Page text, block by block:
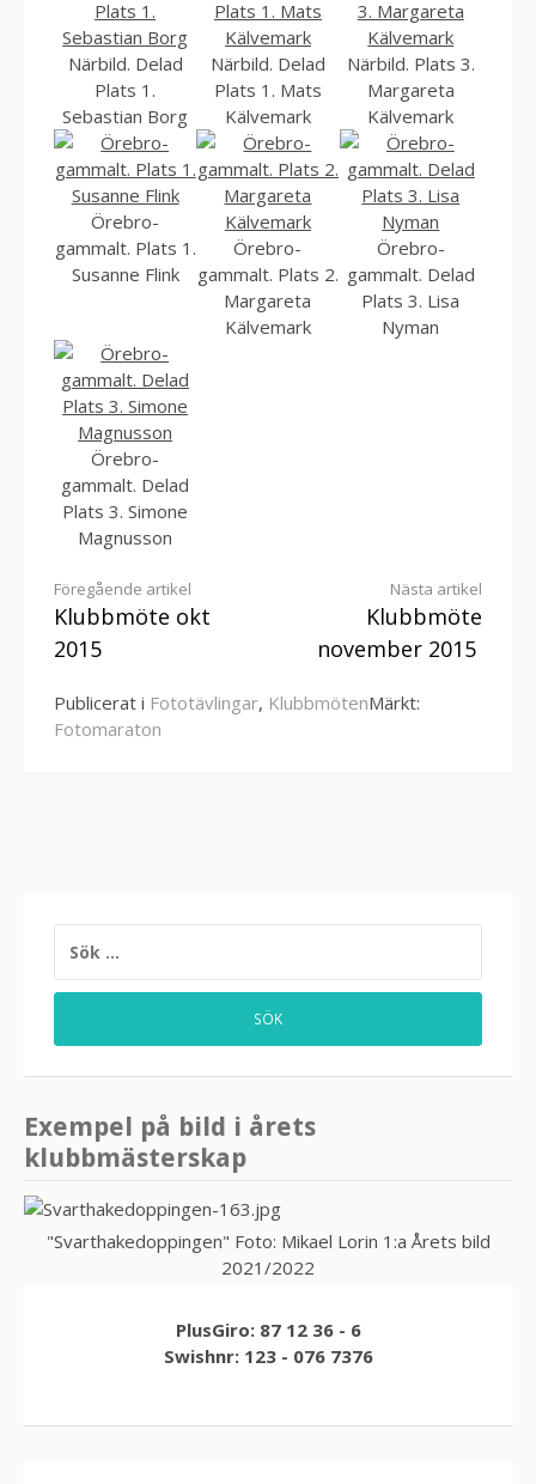
Närbild. Delad
Plats 1.
Sebastian Borg
Närbild. Delad
Plats 1. Mats
Kälvemark
Närbild. Plats 3.
Margareta
Kälvemark
Örebro-
gammalt. Plats 1.
Susanne Flink
Örebro-
gammalt. Plats 2.
Margareta
Kälvemark
Örebro-
gammalt. Delad
Plats 3. Lisa
Nyman
Örebro-
gammalt. Delad
Plats 3. Simone
Magnusson
Fortsätt
läsa
Föregående artikel
Klubbmöte okt
2015
Nästa artikel
Klubbmöte
november 2015
Publicerat i Fototävlingar, KlubbmötenMärkt:
Fotomaraton
EFTER:
Exempel på bild i årets
klubbmästerskap
"Svarthakedoppingen" Foto: Mikael Lorin 1:a Årets bild
2021/2022
PlusGiro: 87 12 36 - 6
Swishnr: 123 - 076 7376